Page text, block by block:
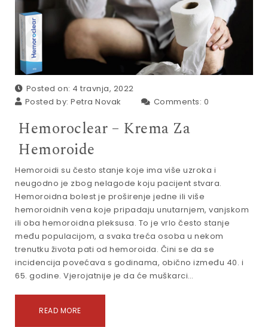
Posted on: 4 travnja, 2022
Posted by: Petra Novak Comments: 0
Hemoroclear – Krema Za
Hemoroide
Hemoroidi su često stanje koje ima više uzroka i
neugodno je zbog nelagode koju pacijent stvara.
Hemoroidna bolest je proširenje jedne ili više
hemoroidnih vena koje pripadaju unutarnjem, vanjskom
ili oba hemoroidna pleksusa. To je vrlo često stanje
među populacijom, a svaka treća osoba u nekom
trenutku života pati od hemoroida. Čini se da se
incidencija povećava s godinama, obično između 40. i
65. godine. Vjerojatnije je da će muškarci…
READ MORE